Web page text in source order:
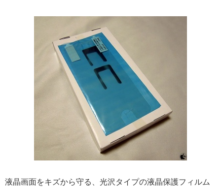
液晶画面をキズから守る、光沢タイプの液晶保護フィルム